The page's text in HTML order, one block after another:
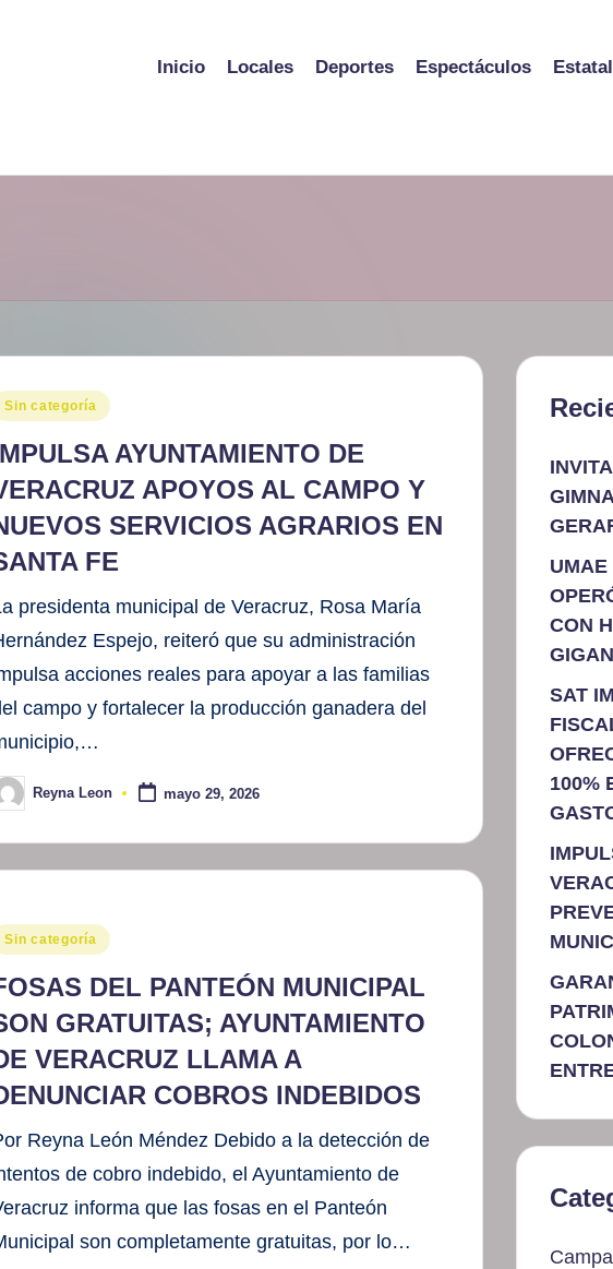
Inicio Locales Deportes Espectáculos Estatal
Sin categoría
AYUNTAMIENTO DE
APOYOS AL CAMPO Y
SERVICIOS AGRARIOS EN
FE
presidenta municipal de Veracruz, Rosa María
Espejo, reiteró que su administración
acciones reales para apoyar a las familias
campo y fortalecer la producción ganadera del
Reyna Leon mayo 29, 2026
Sin categoría
DEL PANTEÓN MUNICIPAL
GRATUITAS; AYUNTAMIENTO
VERACRUZ LLAMA A
COBROS INDEBIDOS
Reyna León Méndez Debido a la detección de
de cobro indebido, el Ayuntamiento de
informa que las fosas en el Panteón
son completamente gratuitas, por lo…
UMAE
CON
SAT
100%